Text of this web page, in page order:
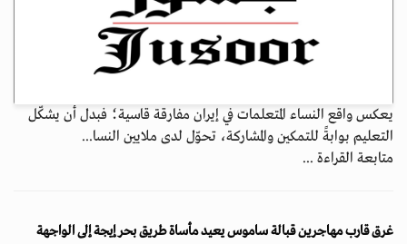
يعكس واقع النساء المتعلمات في إيران مفارقة قاسية؛ فبدل أن يشكّل
التعليم بوابةً للتمكين والمشاركة، تحوّل لدى ملايين النسا...
متابعة القراءة ...
غرق قارب مهاجرين قبالة ساموس يعيد مأساة طريق بحر إيجة إلى الواجهة